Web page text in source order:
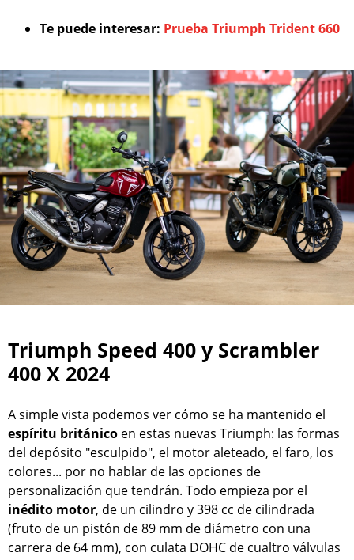
Te puede interesar: Prueba Triumph Trident 660
Triumph Speed 400 y Scrambler
400 X 2024
A simple vista podemos ver cómo se ha mantenido el
espíritu británico en estas nuevas Triumph: las formas
del depósito "esculpido", el motor aleteado, el faro, los
colores... por no hablar de las opciones de
personalización que tendrán. Todo empieza por el
inédito motor, de un cilindro y 398 cc de cilindrada
(fruto de un pistón de 89 mm de diámetro con una
carrera de 64 mm), con culata DOHC de cualtro válvulas